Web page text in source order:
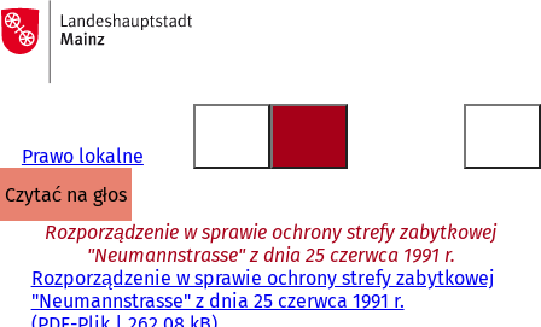
Przejdź do treści
Do
strony
głównej
Prawo lokalne
czytać na głos
Rozporządzenie w sprawie ochrony strefy zabytkowej
"Neumannstrasse" z dnia 25 czerwca 1991 r.
Rozporządzenie w sprawie ochrony strefy zabytkowej
"Neumannstrasse" z dnia 25 czerwca 1991 r.